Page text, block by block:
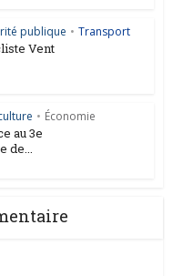
publique • Transport
Vent
• Économie
au 3e
de...